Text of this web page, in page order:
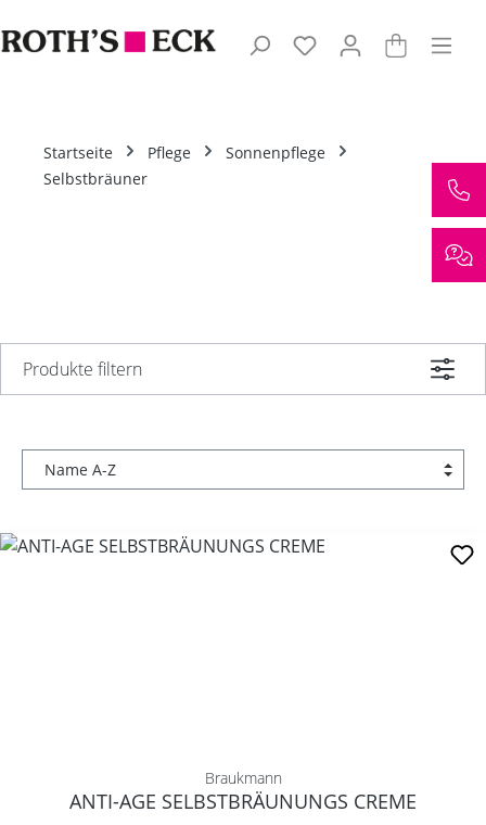
Zum Hauptinhalt springen
Startseite Pflege
Sonnenpflege
Selbstbräuner
Produkte filtern
Braukmann
ANTI-AGE SELBSTBRÄUNUNGS CREME